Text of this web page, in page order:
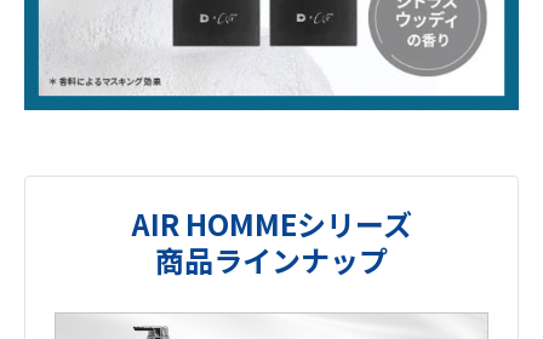
AIR HOMMEシリーズ
商品ラインナップ